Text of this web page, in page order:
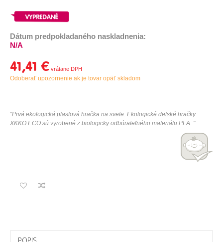
Dátum predpokladaného naskladnenia:
N/A
41,41 €
Odoberať upozornenie ak je tovar opäť skladom
"Prvá ekologická plastová hračka na svete. Ekologické detské hračky
XKKO ECO sú vyrobené z biologicky odbúrateľného materiálu PLA. "
POPIS